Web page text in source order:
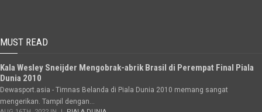
MUST READ
Kala Wesley Sneijder Mengobrak-abrik Brasil di Perempat Final Piala
Dunia 2010
Dewasport.asia - Timnas Belanda di Piala Dunia 2010 memang sangat
mengerikan. Tampil dengan...